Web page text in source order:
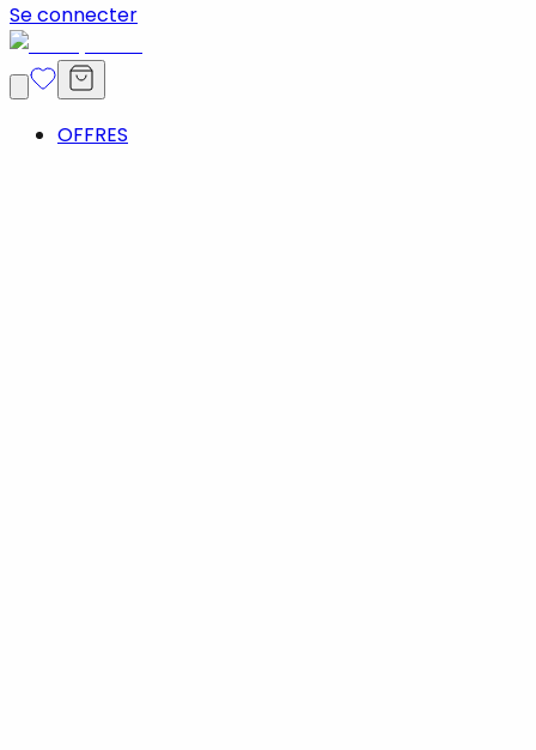
Se connecter
OFFRES